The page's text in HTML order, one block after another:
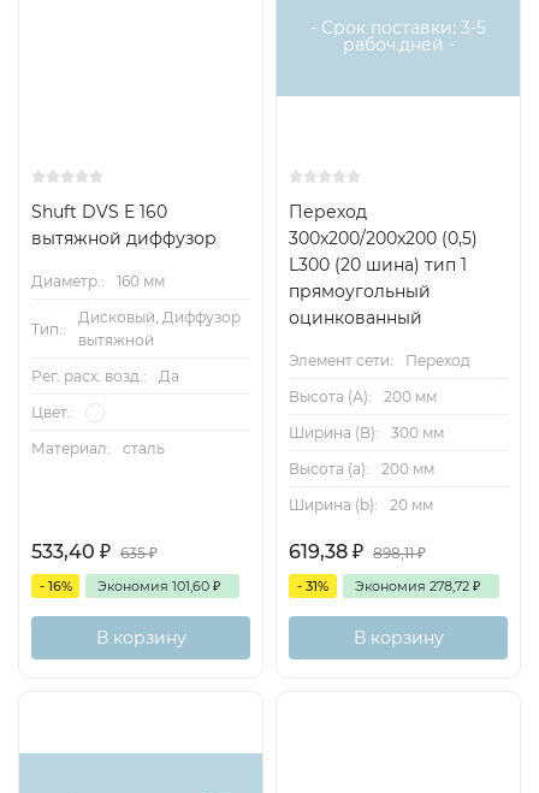
Shuft DVS E 160
вытяжной диффузор
Диаметр.: 160 мм
Тип.:
Дисковый, Диффузор
вытяжной
Рег. расх. возд.:
Да
Цвет.:
Материал: сталь
533,40 ₽ 635₽
- 16% Экономия 101,60 ₽
В корзину
- Срок поставки: 3-5
рабоч.дней -
Переход
300х200/200х200 (0,5)
L300 (20 шина) тип 1
прямоугольный
оцинкованный
Элемент сети:
Переход
Высота (А):
200 мм
Ширина (B):
300 мм
Высота (a):
200 мм
Ширина (b):
20 мм
619,38 ₽ 898,11₽
- 31% Экономия 278,72 ₽
В корзину